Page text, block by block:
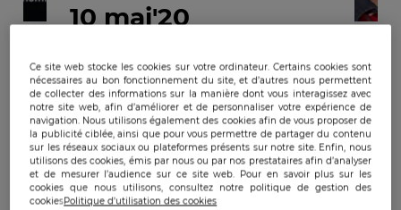
10 mai'20
Quelle relation France-
Chine après la pandémie
du Covid-19 ? L'EGE sur
France Inter
Ce site web stocke les cookies sur votre ordinateur. Certains cookies sont
nécessaires au bon fonctionnement du site, et d’autres nous permettent
de collecter des informations sur la manière dont vous interagissez avec
notre site web, afin d’améliorer et de personnaliser votre expérience de
navigation. Nous utilisons également des cookies afin de vous proposer de
la publicité ciblée, ainsi que pour vous permettre de partager du contenu
sur les réseaux sociaux ou plateformes présents sur notre site. Enfin, nous
utilisons des cookies, émis par nous ou par nos prestataires afin d’analyser
et de mesurer l’audience sur ce site web. Pour en savoir plus sur les
cookies que nous utilisons, consultez notre politique de gestion des
cookiesPolitique d'utilisation des cookies